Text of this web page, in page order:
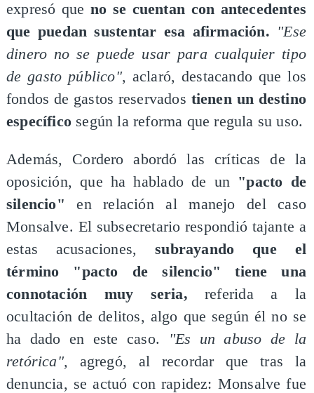
expresó que no se cuentan con antecedentes
que puedan sustentar esa afirmación. "Ese
dinero no se puede usar para cualquier tipo
de gasto público", aclaró, destacando que los
fondos de gastos reservados tienen un destino
específicosegún la reforma que regula su uso.
Además, Cordero abordó las críticas de la
oposición, que ha hablado de un "pacto de
silencio" en relación al manejo del caso
Monsalve. El subsecretario respondió tajante a
estas acusaciones,subrayando que el
término "pacto de silencio" tiene una
connotación muy seria, referida a la
ocultación de delitos, algo que según él no se
ha dado en este caso.
"Es un abuso de la
retórica", agregó, al recordar que tras la
denuncia, se actuó con rapidez: Monsalve fue